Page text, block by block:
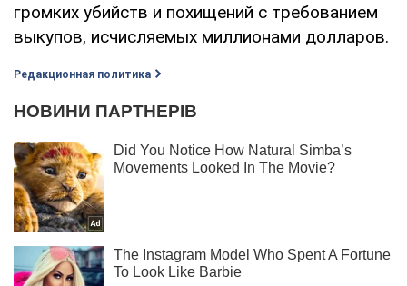
громких убийств и похищений с требованием
выкупов, исчисляемых миллионами долларов.
Редакционная политика